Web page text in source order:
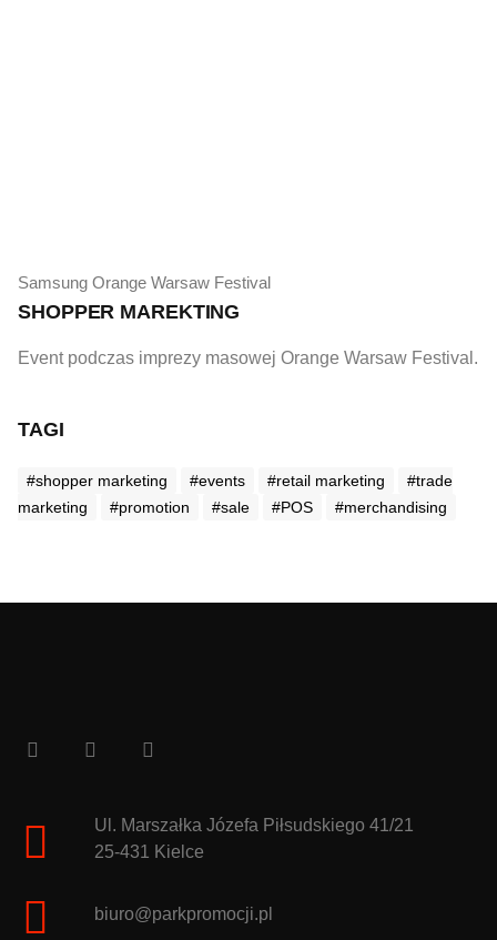
Samsung Orange Warsaw Festival
SHOPPER MAREKTING
Event podczas imprezy masowej Orange Warsaw Festival.
TAGI
#shopper marketing #events #retail marketing
#trade
marketing
#promotion #sale #POS #merchandising
Ul. Marszałka Józefa Piłsudskiego 41/21
25-431 Kielce
biuro@parkpromocji.pl